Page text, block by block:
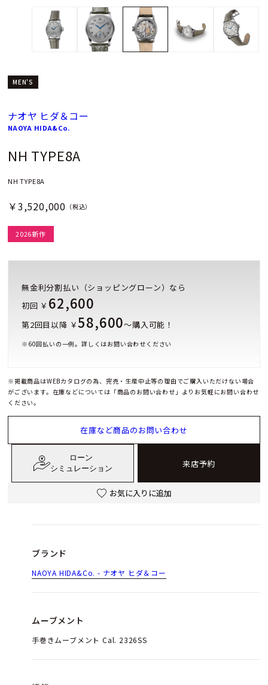
MEN'S
ナオヤ ヒダ＆コー
NAOYA HIDA&Co.
NH TYPE8A
NH TYPE8A
￥3,520,000 （税込）
2026新作
無金利分割払い（ショッピングローン）なら
初回 ￥ 62,600
第2回目以降 ￥58,600～購入可能！
※ 60回払いの一例。詳しくはお問い合わせください
※掲載商品はWEBカタログの為、完売・生産中止等の理由でご購入いただけない場合
がございます。在庫などについては「商品のお問い合わせ」よりお気軽にお問い合わせ
ください。
在庫など商品のお問い合わせ
ローン
シミュレーション
来店予約
お気に入りに追加
ブランド
NAOYA HIDA&Co. - ナオヤ ヒダ＆コー
ムーブメント
手巻きムーブメント Cal. 2326SS